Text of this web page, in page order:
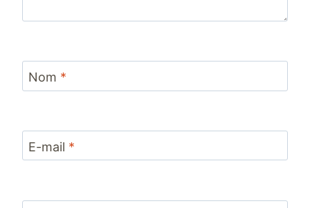
Nom *
E-mail *